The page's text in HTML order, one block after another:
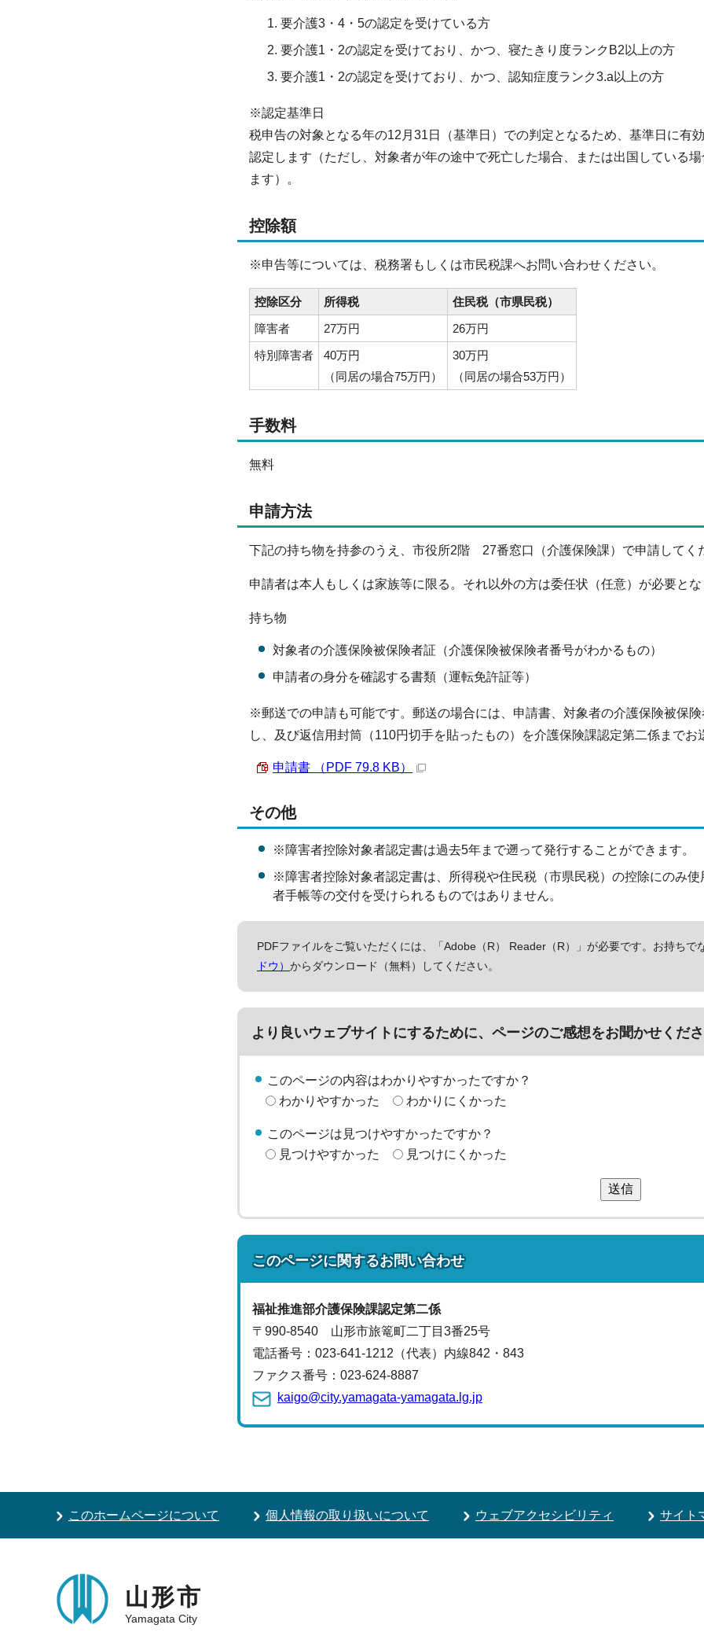
要介護3・4・5の認定を受けている方
要介護1・2の認定を受けており、かつ、寝たきり度ランクB2以上の方
要介護1・2の認定を受けており、かつ、認知症度ランク3.a以上の方
※認定基準日
税申告の対象となる年の12月31日（基準日）での判定となるため、基準日に有
認定します（ただし、対象者が年の途中で死亡した場合、または出国している
ます）。
控除額
※申告等については、税務署もしくは市民税課へお問い合わせください。
控除区分 所得税
住民税（市県民税）
障害者
27万円
26万円
特別障害者
40万円
（同居の場合75万円）
30万円
（同居の場合53万円）
手数料
無料
申請方法
下記の持ち物を持参のうえ、市役所2階 27番窓口（介護保険課）で申請してく
申請者は本人もしくは家族等に限る。それ以外の方は委任状（任意）が必要とな
持ち物
対象者の介護保険被保険者証（介護保険被保険者番号がわかるもの）
申請者の身分を確認する書類（運転免許証等）
※郵送での申請も可能です。郵送の場合には、申請書、対象者の介護保険被保
し、及び返信用封筒（110円切手を貼ったもの）を介護保険課認定第二係までお
申請書 （PDF 79.8 KB）
その他
※障害者控除対象者認定書は過去5年まで遡って発行することができます。
※障害者控除対象者認定書は、所得税や住民税（市県民税）の控除にのみ
者手帳等の交付を受けられるものではありません。
PDFファイルをご覧いただくには、「Adobe（R） Reader（R）」が必要です。お持ちで
ドウ） からダウンロード（無料）してください。
より良いウェブサイトにするために、ページのご感想をお聞かせくださ
このページの内容はわかりやすかったですか？
わかりやすかった
わかりにくかった
このページは見つけやすかったですか？
見つけやすかった
見つけにくかった
送信
このページに関するお問い合わせ
福祉推進部介護保険課認定第二係
〒990-8540 山形市旅篭町二丁目3番25号
電話番号： 023-641-1212（代表） 内線842・843
ファクス番号：023-624-8887
kaigo@city.yamagata-yamagata.lg.jp
このホームページについて 個人情報の取り扱いについて ウェブアクセシビリティ サイト
山形市
Yamagata City